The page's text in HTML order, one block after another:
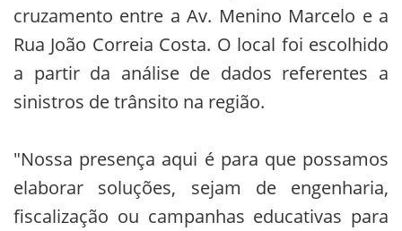
cruzamento entre a Av. Menino Marcelo e a
Rua João Correia Costa. O local foi escolhido
a partir da análise de dados referentes a
sinistros de trânsito na região.
"Nossa presença aqui é para que possamos
elaborar soluções, sejam de engenharia,
fiscalização ou campanhas educativas para